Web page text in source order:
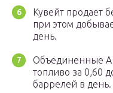
Кувейт продает
при этом
день.
Объединенные
топливо за 0,60
баррелей в день.